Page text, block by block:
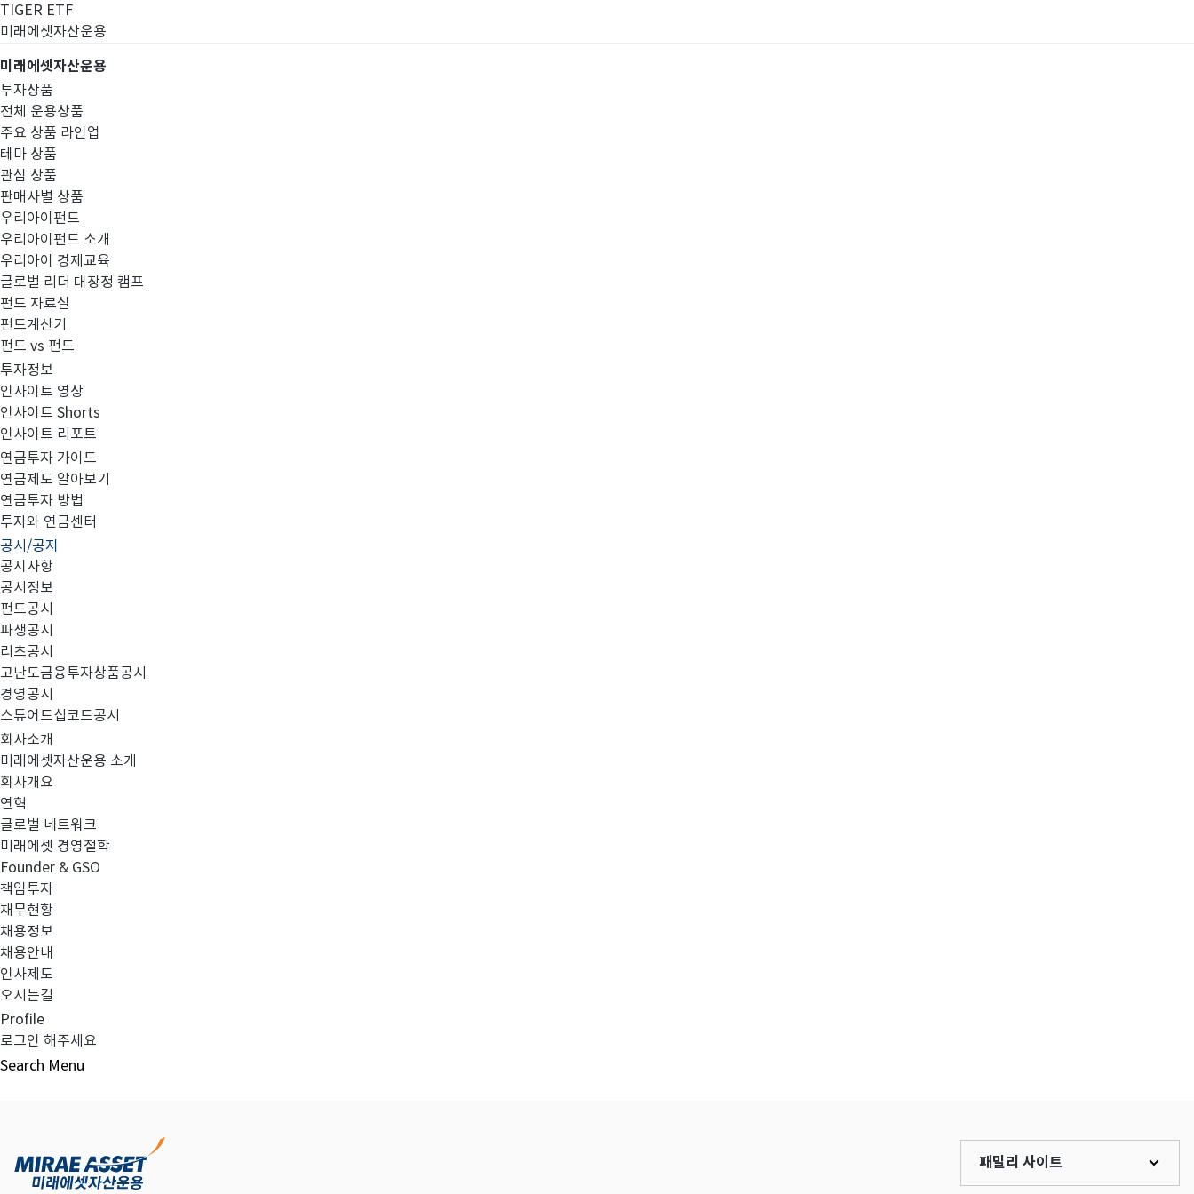
TIGER ETF
미래에셋자산운용
미래에셋자산운용
투자상품
전체 운용상품
주요 상품 라인업
테마 상품
관심 상품
판매사별 상품
우리아이펀드
우리아이펀드 소개
우리아이 경제교육
글로벌 리더 대장정 캠프
펀드 자료실
펀드계산기
펀드 vs 펀드
투자정보
인사이트 영상
인사이트 Shorts
인사이트 리포트
연금투자 가이드
연금제도 알아보기
연금투자 방법
투자와 연금센터
공시/공지
공지사항
공시정보
펀드공시
파생공시
리츠공시
고난도금융투자상품공시
경영공시
스튜어드십코드공시
회사소개
미래에셋자산운용 소개
회사개요
연혁
글로벌 네트워크
미래에셋 경영철학
Founder & GSO
책임투자
재무현황
채용정보
채용안내
인사제도
오시는길
Profile
로그인 해주세요
Search Menu
고난도금융투자상품
고난도금융투자상품_공시_20220107
이전글
다음글
목록보기
패밀리 사이트